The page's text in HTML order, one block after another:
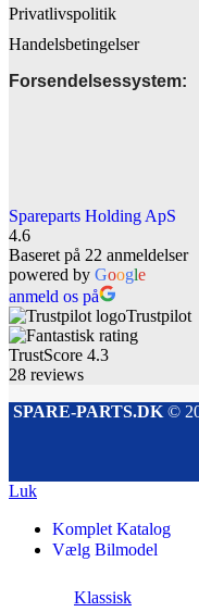
Privatlivspolitik
Handelsbetingelser
Forsendelsessystem:
Spareparts Holding ApS
4.6
Baseret på 22 anmeldelser
powered by Google
anmeld os på
Trustpilot
TrustScore 4.3
28 reviews
SPARE-PARTS.DK©
Luk
Komplet Katalog
Vælg Bilmodel
Klassisk